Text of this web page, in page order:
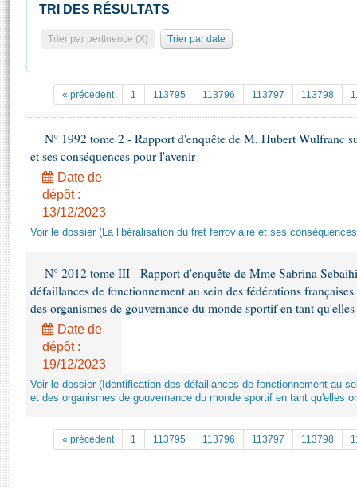
Pétitions
Documents parlementaires
Propositions de loi
Amendements
Textes adoptés
Rapports d'information
Rapports d'enquête
Rapports sur l'application des lois
Baromètre de l’application des lois
Dossiers législatifs
Budget et sécurité sociale
Questions écrites et orales
Comptes rendus des débats
Statistiques et chiffres clés
Transparence et déontologie
Histoire
Juniors
Anciennes législatures
Liens vers les sites publics
Les archives
Photos libres de droit
TRI DES RÉSULTATS
Trier par pertinence (X) Trier par date
« précedent 1 113795 113796 113797 113798
N° 1992 tome 2 - Rapport d'enquête de M. Hubert Wulfranc
et ses conséquences pour l'avenir
Date de
dépôt :
13/12/2023
Voir le dossier (La libéralisation du fret ferroviaire et ses
N° 2012 tome III - Rapport d'enquête de Mme Sabrina
défaillances de fonctionnement au sein des fédérations
des organismes de gouvernance du monde sportif en tant
Date de
dépôt :
19/12/2023
Voir le dossier (Identification des défaillances de fonctionnement au
et des organismes de gouvernance du monde sportif en tant qu'elles
« précedent 1 113795 113796 113797 113798